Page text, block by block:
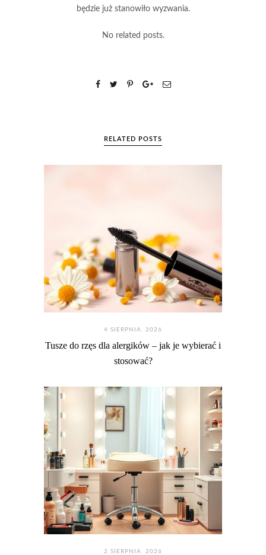
będzie już stanowiło wyzwania.
No related posts.
RELATED POSTS
4 SIERPNIA. 2026
Tusze do rzęs dla alergików – jak je wybierać i
stosować?
2 SIERPNIA. 2026